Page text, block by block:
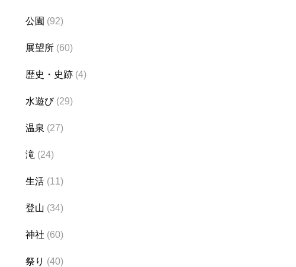
公園 (92)
展望所 (60)
歴史・史跡 (4)
水遊び(29)
温泉 (27)
滝 (24)
生活 (11)
登山 (34)
神社 (60)
祭り (40)